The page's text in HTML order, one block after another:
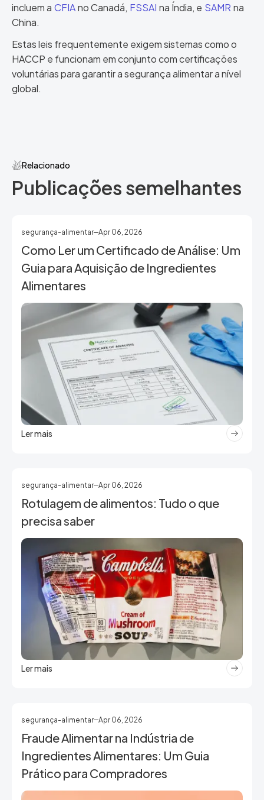
incluem a CFIAno Canadá, FSSAI na Índia, e SAMR na
China.
Estas leis frequentemente exigem sistemas como o
HACCP e funcionam em conjunto com certificações
voluntárias para garantir a segurança alimentar a nível
global.
Relacionado
Publicações semelhantes
segurança-alimentar Apr 06, 2026
Como Ler um Certificado de Análise: Um
Guia para Aquisição de Ingredientes
Alimentares
Ler mais
segurança-alimentar Apr 06, 2026
Rotulagem de alimentos: Tudo o que
precisa saber
Ler mais
segurança-alimentar Apr 06, 2026
Fraude Alimentar na Indústria de
Ingredientes Alimentares: Um Guia
Prático para Compradores